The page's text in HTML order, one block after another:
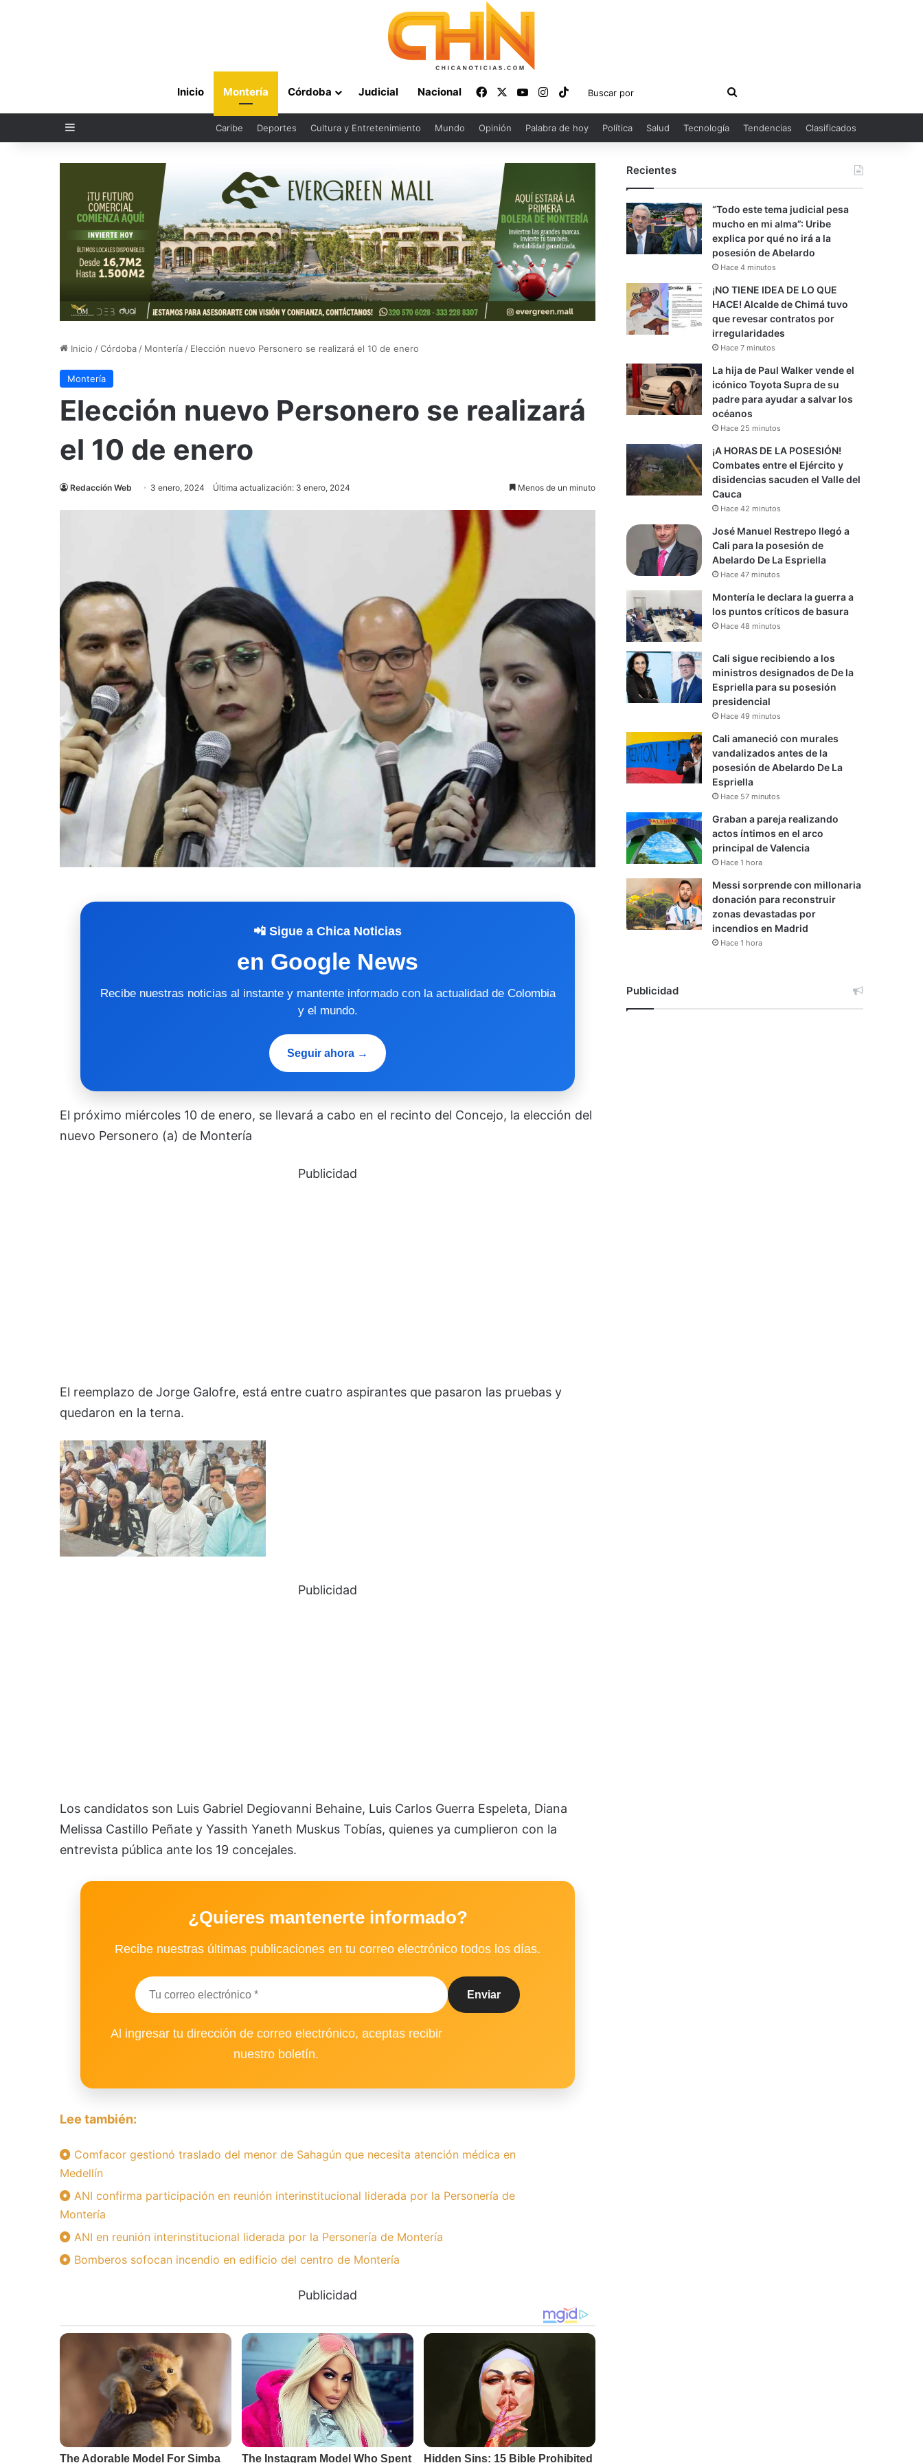
Inicio Montería Córdoba Judicial Nacional FacebookYouTubeInstagram
TikTok
Buscar
por
Sidebar Caribe Deportes Cultura y Entretenimiento Mundo Opinión Palabra de hoy Política Salud Tecnología Tendencias Clasificados
Inicio /Córdoba / Montería / Elección nuevo Personero se realizará el 10 de enero
Montería
Elección nuevo Personero se realizará
el 10 de enero
Redacción Web 3 enero, 2024 Última actualización: 3 enero, 2024 Menos de un minuto
📲 Sigue a Chica Noticias
en Google News
Recibe nuestras noticias al instante y mantente informado con la actualidad de Colombia
y el mundo.
Seguir ahora →
El próximo miércoles 10 de enero, se llevará a cabo en el recinto del Concejo, la elección del
nuevo Personero (a) de Montería
Publicidad
El reemplazo de Jorge Galofre, está entre cuatro aspirantes que pasaron las pruebas y
quedaron en la terna.
Publicidad
Los candidatos son Luis Gabriel Degiovanni Behaine, Luis Carlos Guerra Espeleta, Diana
Melissa Castillo Peñate y Yassith Yaneth Muskus Tobías, quienes ya cumplieron con la
entrevista pública ante los 19 concejales.
¿Quieres mantenerte informado?
Recibe nuestras últimas publicaciones en tu correo electrónico todos los días.
Al ingresar tu dirección de correo electrónico, aceptas recibir
nuestro boletín.
Lee también:
Comfacor gestionó traslado del menor de Sahagún que necesita atención médica en
Medellín
ANI confirma participación en reunión interinstitucional liderada por la Personería de
Montería
ANI en reunión interinstitucional liderada por la Personería de Montería
Bomberos sofocan incendio en edificio del centro de Montería
Publicidad
Recientes
“Todo este tema judicial pesa
mucho en mi alma”: Uribe
explica por qué no irá a la
posesión de Abelardo
Hace 4 minutos
¡NO TIENE IDEA DE LO QUE
HACE! Alcalde de Chimá tuvo
que revesar contratos por
irregularidades
Hace 7 minutos
La hija de Paul Walker vende el
icónico Toyota Supra de su
padre para ayudar a salvar los
océanos
Hace 25 minutos
¡A HORAS DE LA POSESIÓN!
Combates entre el Ejército y
disidencias sacuden el Valle del
Cauca
Hace 42 minutos
José Manuel Restrepo llegó a
Cali para la posesión de
Abelardo De La Espriella
Hace 47 minutos
Montería le declara la guerra a
los puntos críticos de basura
Hace 48 minutos
Cali sigue recibiendo a los
ministros designados de De la
Espriella para su posesión
presidencial
Hace 49 minutos
Cali amaneció con murales
vandalizados antes de la
posesión de Abelardo De La
Espriella
Hace 57 minutos
Graban a pareja realizando
actos íntimos en el arco
principal de Valencia
Hace 1 hora
Messi sorprende con millonaria
donación para reconstruir
zonas devastadas por
incendios en Madrid
Hace 1 hora
Publicidad